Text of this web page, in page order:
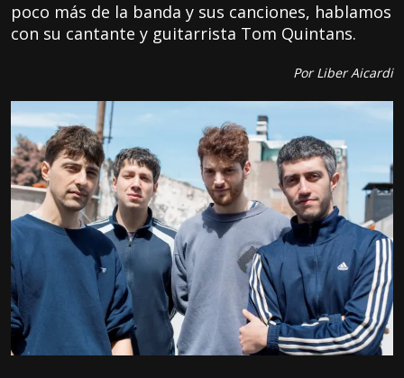
poco más de la banda y sus canciones, hablamos
con su cantante y guitarrista Tom Quintans.
Por Liber Aicardi